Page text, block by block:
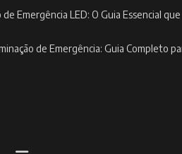
de Emergência LED: O Guia Essencial
de Emergência: Guia Completo